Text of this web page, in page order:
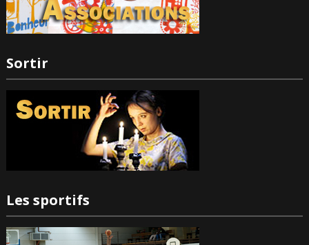
Sortir
Les sportifs